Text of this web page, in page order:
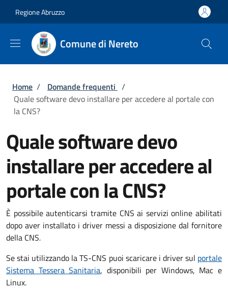
Regione Abruzzo
Comune di Nereto
Briciole di pane
Home / Domande frequenti /
Quale software devo installare per accedere al portale con
la CNS?
Quale software devo
installare per accedere al
portale con la CNS?
È possibile autenticarsi tramite CNS ai servizi online abilitati
dopo aver installato i driver messi a disposizione dal fornitore
della CNS.
Se stai utilizzando la TS-CNS puoi scaricare i driver sul portale
Sistema Tessera Sanitaria, disponibili per Windows, Mac e
Linux.